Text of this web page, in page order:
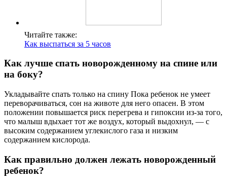
Читайте также:
Как выспаться за 5 часов
Как лучше спать новорожденному на спине или
на боку?
Укладывайте спать только на спину Пока ребенок не умеет
переворачиваться, сон на животе для него опасен. В этом
положении повышается риск перегрева и гипоксии из-за того,
что малыш вдыхает тот же воздух, который выдохнул, — с
высоким содержанием углекислого газа и низким
содержанием кислорода.
Как правильно должен лежать новорожденный
ребенок?